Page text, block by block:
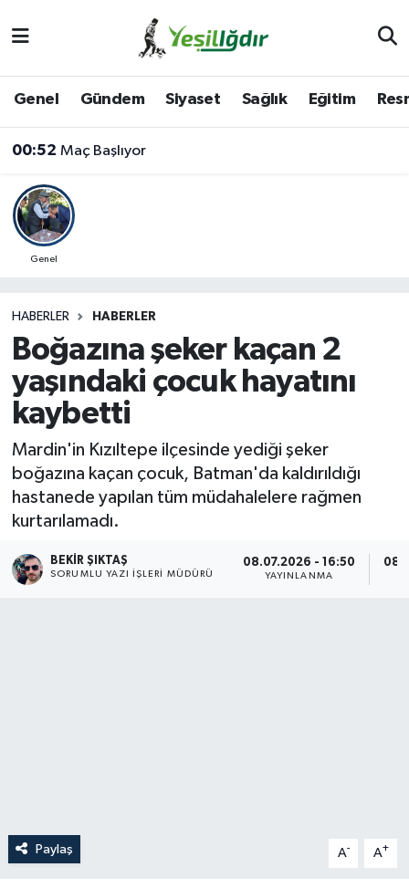
Genel Gündem Siyaset Sağlık Eğitim
00:52 Maç Başlıyor
00:31 Ressam Murat Çeçen’den Harıbülbül Hediyesi
Genel
HABERLER HABERLER
Boğazına şeker kaçan 2
yaşındaki çocuk hayatını
kaybetti
Mardin'in Kızıltepe ilçesinde yediği şeker
boğazına kaçan çocuk, Batman'da kaldırıldığı
hastanede yapılan tüm müdahalelere rağmen
kurtarılamadı.
BEKIR ŞIKTAŞ
SORUMLU YAZI İŞLERI MÜDÜRÜ
08.07.2026 - 16:50
YAYINLANMA
Paylaş A- A+
İğdir Namaz Vakitleri
Iğdır Trafik Yoğunluk Haritası
Süper Lig Puan Durumu ve Fikstür
Son Dakika Haberleri
Haber Arşivi